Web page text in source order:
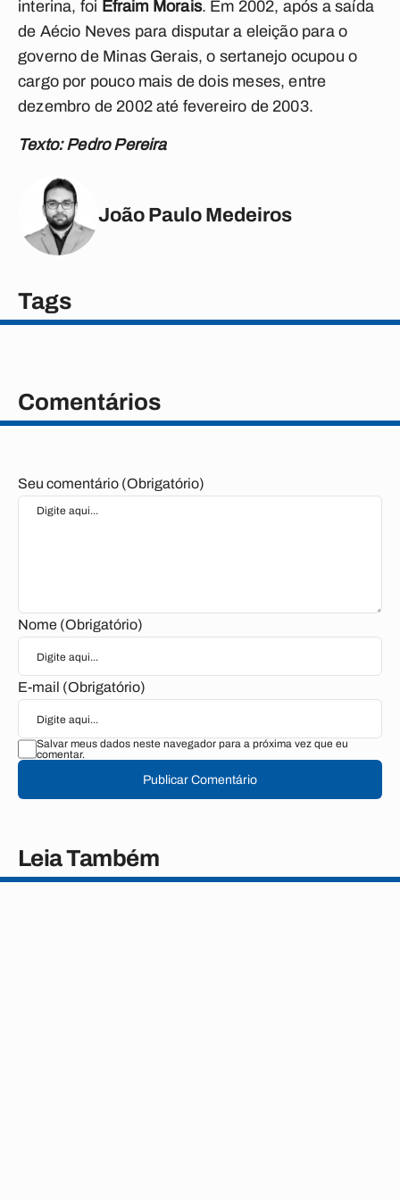
interina, foi Efraim Morais. Em 2002, após a saída
de Aécio Neves para disputar a eleição para o
governo de Minas Gerais, o sertanejo ocupou o
cargo por pouco mais de dois meses, entre
dezembro de 2002 até fevereiro de 2003.
Texto: Pedro Pereira
João Paulo Medeiros
Tags
Comentários
Seu comentário (Obrigatório)
Nome (Obrigatório)
E-mail (Obrigatório)
Salvar meus dados neste navegador para a próxima vez que eu
comentar.
Publicar Comentário
Leia Também